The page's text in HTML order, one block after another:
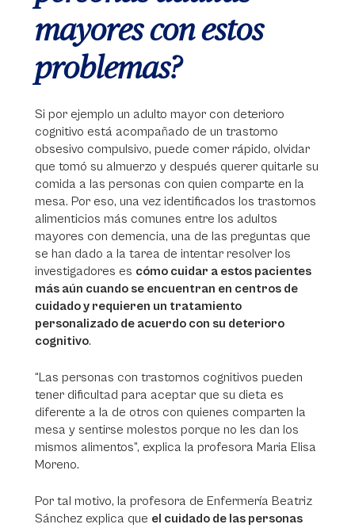
mayores con estos
problemas?
Si por ejemplo un adulto mayor con deterioro
cognitivo está acompañado de un trastorno
obsesivo compulsivo, puede comer rápido, olvidar
que tomó su almuerzo y después querer quitarle su
comida a las personas con quien comparte en la
mesa. Por eso, una vez identificados los trastornos
alimenticios más comunes entre los adultos
mayores con demencia, una de las preguntas que
se han dado a la tarea de intentar resolver los
investigadores es cómo cuidar a estos pacientes
más aún cuando se encuentran en centros de
cuidado y requieren un tratamiento
personalizado de acuerdo con su deterioro
cognitivo.
“Las personas con trastornos cognitivos pueden
tener dificultad para aceptar que su dieta es
diferente a la de otros con quienes comparten la
mesa y sentirse molestos porque no les dan los
mismos alimentos”, explica la profesora Maria Elisa
Moreno.
Por tal motivo, la profesora de Enfermería Beatriz
Sánchez explica que el cuidado de las personas